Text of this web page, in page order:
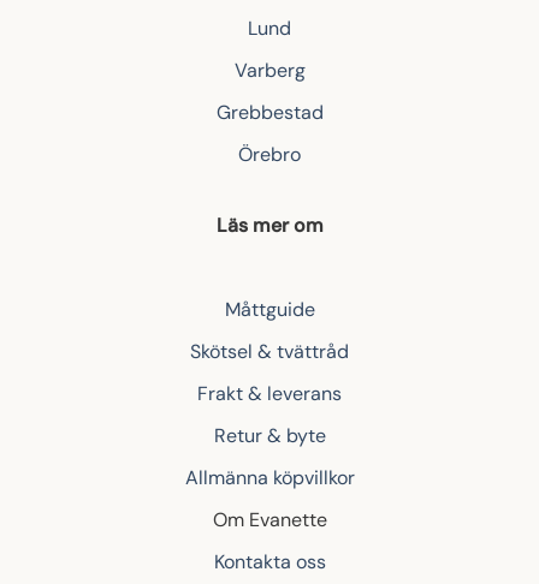
Lund
Varberg
Grebbestad
Örebro
Läs mer om
Måttguide
Skötsel & tvättråd
Frakt & leverans
Retur & byte
Allmänna köpvillkor
Om Evanette
Kontakta oss